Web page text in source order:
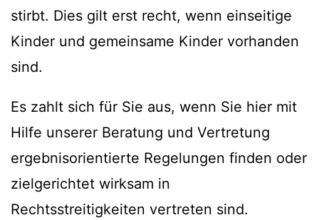
stirbt. Dies gilt erst recht, wenn einseitige
Kinder und gemeinsame Kinder vorhanden
sind.
Es zahlt sich für Sie aus, wenn Sie hier mit
Hilfe unserer Beratung und Vertretung
ergebnisorientierte Regelungen finden oder
zielgerichtet wirksam in
Rechtsstreitigkeiten vertreten sind.